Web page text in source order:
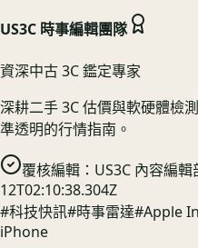
US3C 時事編輯團隊
資深中古 3C 鑑定專家
深耕二手 3C 估價與軟硬體檢
準透明的行情指南。
覆核編輯： US3C 內容編輯
12T02:10:38.304Z
#科技快訊#時事雷達#Apple
iPhone